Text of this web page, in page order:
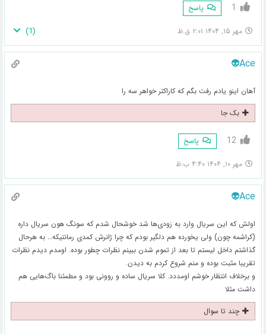
1 پاسخ
مهر ۱۵, ۱۴۰۴ ۲:۰۱ ق.ظ (
1
)
Ace👽
آهان اینو یادم رفت بگم که کاراکتر خواهر سه را
بک جا
12 پاسخ
مهر ۱۰, ۱۴۰۴ ۴:۴۰ ب.ظ
Ace👽
اولش که این سریال وارد به زودی‌ها شد خوشحال شدم که سونگ هون سریال داره
(کراشمه چون) ولی یخورده هم دلگیر بودم که چرا ژانرش کمدی رمانتیکه… به هرحال
گذاشتم داخل لیستم تا بعد از تموم شدن ببینم نظرات چطور بوده. اومدم دیدم نظرات
تقریبا مثبت بوده و منم شروع کردم به دیدن.
و برخلاف انتظار خوشم اومددد. کلا سریال ساده و روونی بود و مطمئنا باگ‌هایی هم
داشت مثلا
چند تا سوال